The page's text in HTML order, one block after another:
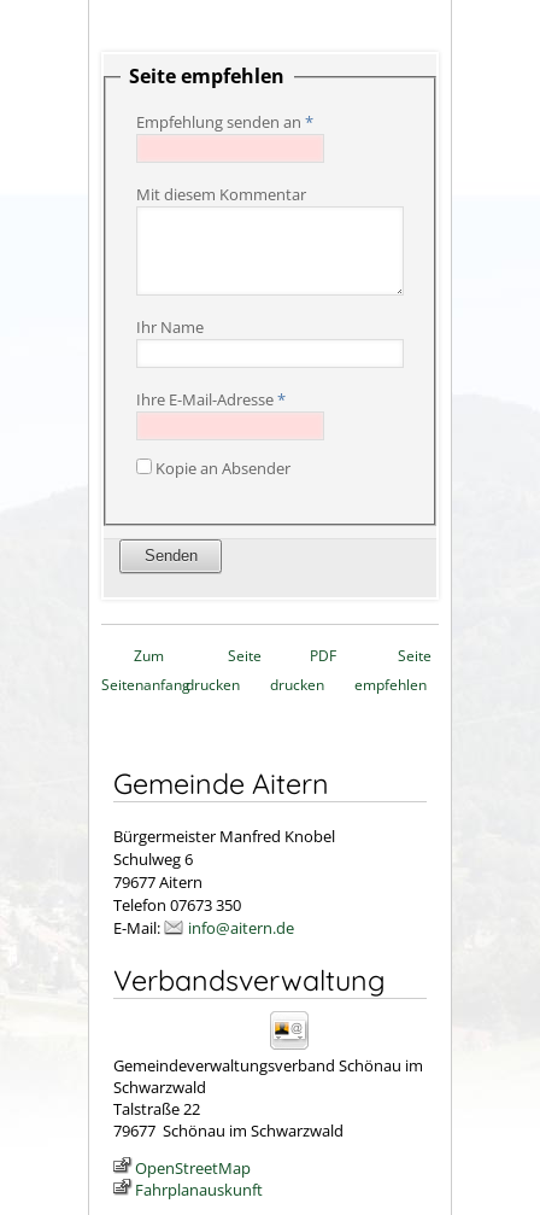
Seite empfehlen
Empfehlung senden an *
Mit diesem Kommentar
Ihr Name
Ihre E-Mail-Adresse*
Kopie an Absender
Zum
Seitenanfang
Seite
drucken
PDF
drucken
Seite
empfehlen
Gemeinde Aitern
Bürgermeister Manfred Knobel
Schulweg 6
79677 Aitern
Telefon 07673 350
E-Mail:
info@aitern.de
Verbandsverwaltung
Gemeindeverwaltungsverband Schönau im
Schwarzwald
Talstraße 22
79677 Schönau im Schwarzwald
OpenStreetMap
Fahrplanauskunft